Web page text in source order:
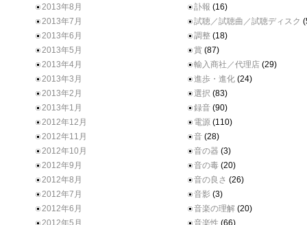
2013年8月
2013年7月
2013年6月
2013年5月
2013年4月
2013年3月
2013年2月
2013年1月
2012年12月
2012年11月
2012年10月
2012年9月
2012年8月
2012年7月
2012年6月
2012年5月
訃報 (16)
試聴／試聴曲／試聴ディスク
調整 (18)
賞 (87)
輸入商社／代理店 (29)
進歩・進化 (24)
選択 (83)
録音 (90)
電源 (110)
音 (28)
音の器 (3)
音の毒 (20)
音の良さ (26)
音影 (3)
音楽の理解 (20)
音楽性 (66)